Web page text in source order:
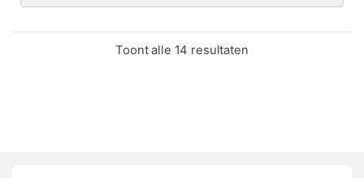
Toont alle 14 resultatenGesorteerd op